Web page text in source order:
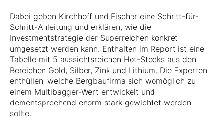
Dabei geben Kirchhoff und Fischer eine Schritt-für-
Schritt-Anleitung und erklären, wie die
Investmentstrategie der Superreichen konkret
umgesetzt werden kann. Enthalten im Report ist eine
Tabelle mit 5 aussichtsreichen Hot-Stocks aus den
Bereichen Gold, Silber, Zink und Lithium. Die Experten
enthüllen, welche Bergbaufirma sich womöglich zu
einem Multibagger-Wert entwickelt und
dementsprechend enorm stark gewichtet werden
sollte.